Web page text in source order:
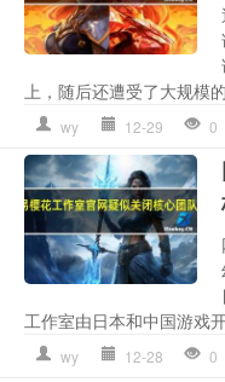
上，随后还遭受了大规模
wy 12-29 0
工作室由日本和中国游戏
wy 12-28 0